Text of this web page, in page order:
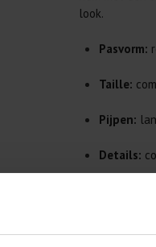
Doe de
artikelen
wasmiddel.
voorkomt
look.
Pasvorm:
Taille:
Pijpen:
Details: